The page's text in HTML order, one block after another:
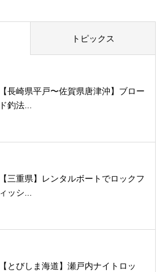
トピックス
【長崎県平戸〜佐賀県唐津沖】ブロー
ド釣法...
【三重県】レンタルボートでロックフ
ィッシ...
【とびしま海道】瀬戸内ナイトロッ